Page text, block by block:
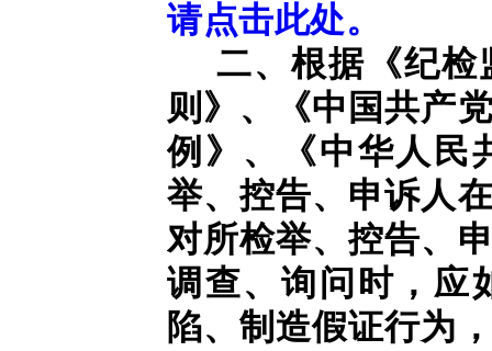
请点击此处。
二、根据《纪检
则》、《中国共产
例》、《中华人民
举、控告、申诉人
对所检举、控告、
调查、询问时，应
陷、制造假证行为